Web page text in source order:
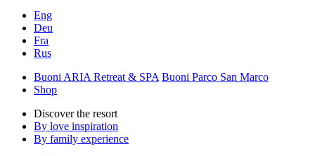
Eng
Deu
Fra
Rus
Buoni ARIA Retreat & SPA Buoni Parco San Marco
Shop
Discover the resort
By love inspiration
By family experience